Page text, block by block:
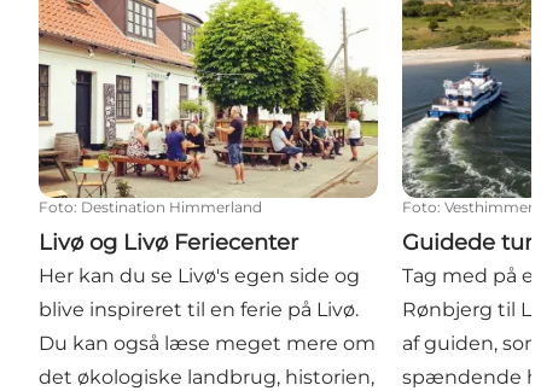
Foto: Destination Himmerland
Livø og Livø Feriecenter
Her kan du se Livø's egen side og
blive inspireret til en ferie på Livø.
Du kan også læse meget mere om
det økologiske landbrug, historien,
Foto:
Guidede
Tag med på
Rønbjerg til
af guiden,
spændende